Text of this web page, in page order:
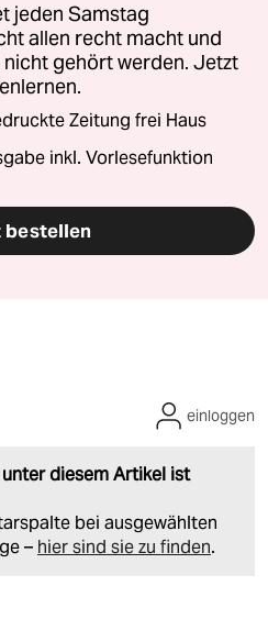
jeden Samstag
allen recht macht und
gehört werden. Jetzt
Zeitung frei Haus
inkl. Vorlesefunktion
diesem Artikel ist
bei ausgewählten
– hier sind sie zu finden.
einloggen